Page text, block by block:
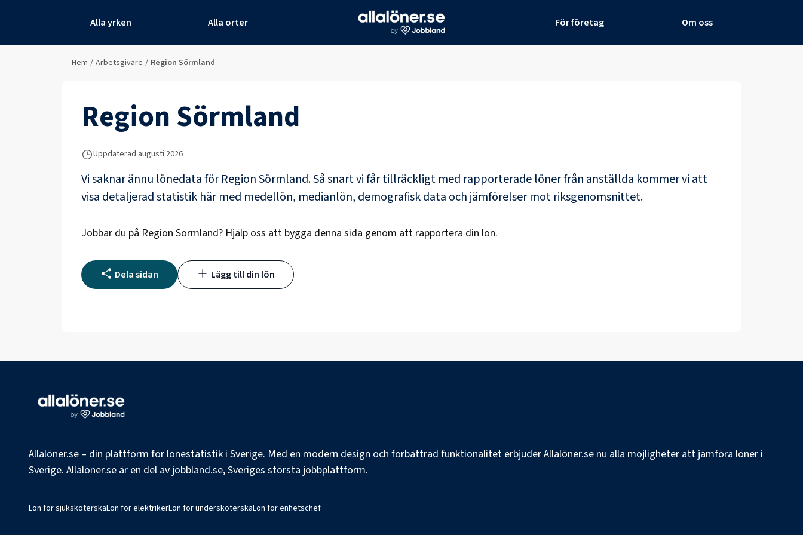
Alla yrken Alla orter För företag Om oss
Hem / Arbetsgivare / Region Sörmland
Region Sörmland
Uppdaterad augusti 2026
Vi saknar ännu lönedata förRegion Sörmland. Så snart vi får tillräckligt med rapporterade löner från anställda kommer vi att
visa detaljerad statistik här med medellön, medianlön, demografisk data och jämförelser mot riksgenomsnittet.
Jobbar du på Region Sörmland? Hjälp oss att bygga denna sida genom att rapportera din lön.
Dela sidan Lägg till din lön
Allalöner.se – din plattform för lönestatistik i Sverige. Med en modern design och förbättrad funktionalitet erbjuder Allalöner.se nu alla möjligheter att jämföra löner i
Sverige. Allalöner.se är en del av jobbland.se, Sveriges största jobbplattform.
Lön för sjuksköterskaLön för elektrikerLön för undersköterskaLön för enhetschef